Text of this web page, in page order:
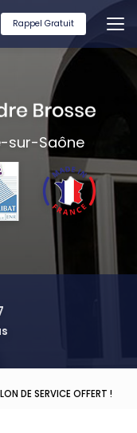
Rappel Gratuit
sur-Saône
DE SERVICE OFFERT !